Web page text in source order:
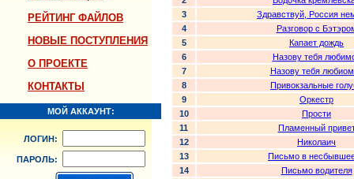
РЕЙТИНГ ФАЙЛОВ
НОВЫЕ ПОСТУПЛЕНИЯ
О ПРОЕКТЕ
КОНТАКТЫ
МОЙ АККАУНТ:
ЛОГИН:
ПАРОЛЬ:
3
Здравствуй, Россия
4
Разговор с
5
Капает дождь
6
Назову тебя
7
Назову тебя
8
Привокзальные
9
Оркестр
10
Прости
11
Пламенный
12
Николаич
13
Письмо в
14
Письмо водителя